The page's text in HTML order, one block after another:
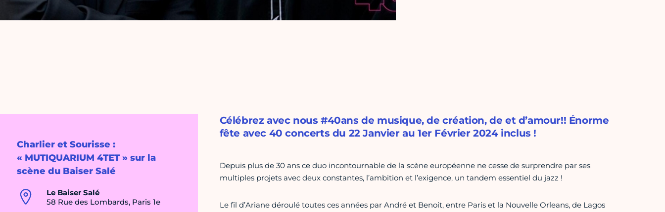
Charlier et Sourisse :
« MUTIQUARIUM 4TET » sur la
scène du Baiser Salé
Le Baiser Salé
58 Rue des Lombards, Paris 1e
Célébrez avec nous #40ans de musique, de création, de et d’amour!! Énorme
fête avec 40 concerts du 22 Janvier au 1er Février 2024 inclus !
Depuis plus de 30 ans ce duo incontournable de la scène européenne ne cesse de surprendre par ses
multiples projets avec deux constantes, l’ambition et l’exigence, un tandem essentiel du jazz !
Le fil d’Ariane déroulé toutes ces années par André et Benoit, entre Paris et la Nouvelle Orleans, de Lagos